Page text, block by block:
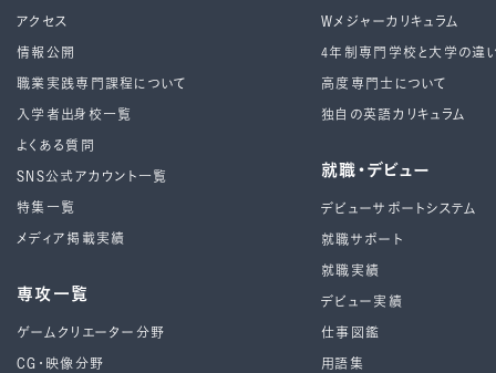
アクセス
情報公開
職業実践専門課程について
入学者出身校一覧
よくある質問
SNS公式アカウント一覧
特集一覧
メディア掲載実績
専攻一覧
ゲームクリエーター分野
CG・映像分野
Wメジャーカリキュラム
4年制専⾨学校と⼤学の違
高度専門士について
独自の英語カリキュラム
就職・デビュー
デビューサポートシステム
就職サポート
就職実績
デビュー実績
仕事図鑑
用語集